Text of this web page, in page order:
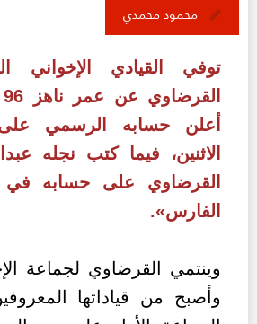
محمود محمدي
توفي القيادي الإخواني
أعلن حسابه الرسمي على
الاثنين، فيما كتب نجله
القرضاوي على حسابه في
الفارس».
وينتمي القرضاوي لجماعة
وأصبح من قياداتها